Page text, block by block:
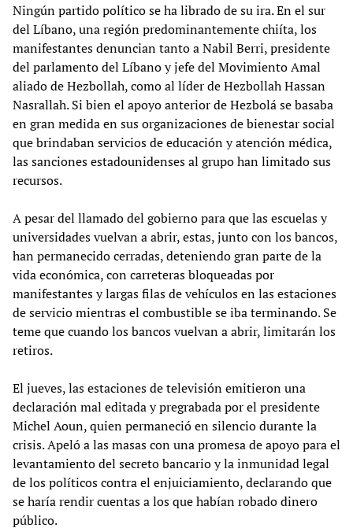
Ningún partido político se ha librado de su ira. En el sur
del Líbano, una región predominantemente chiíta, los
manifestantes denuncian tanto a Nabil Berri, presidente
del parlamento del Líbano y jefe del Movimiento Amal
aliado de Hezbollah, como al líder de Hezbollah Hassan
Nasrallah. Si bien el apoyo anterior de Hezbolá se basaba
en gran medida en sus organizaciones de bienestar social
que brindaban servicios de educación y atención médica,
las sanciones estadounidenses al grupo han limitado sus
recursos.
A pesar del llamado del gobierno para que las escuelas y
universidades vuelvan a abrir, estas, junto con los bancos,
han permanecido cerradas, deteniendo gran parte de la
vida económica, con carreteras bloqueadas por
manifestantes y largas filas de vehículos en las estaciones
de servicio mientras el combustible se iba terminando. Se
teme que cuando los bancos vuelvan a abrir, limitarán los
retiros.
El jueves, las estaciones de televisión emitieron una
declaración mal editada y pregrabada por el presidente
Michel Aoun, quien permaneció en silencio durante la
crisis. Apeló a las masas con una promesa de apoyo para el
levantamiento del secreto bancario y la inmunidad legal
de los políticos contra el enjuiciamiento, declarando que
se haría rendir cuentas a los que habían robado dinero
público.